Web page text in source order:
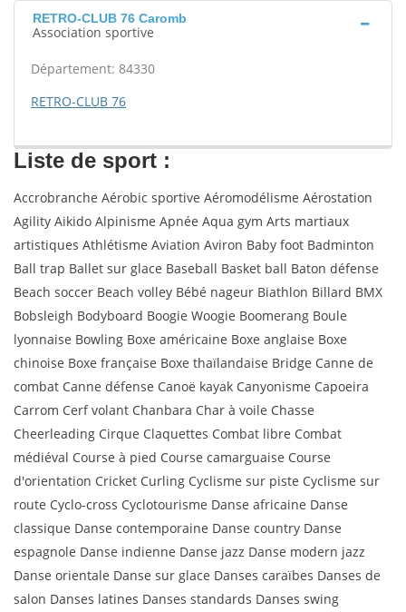
RETRO-CLUB 76 Caromb
Association sportive
Département: 84330
RETRO-CLUB 76
Liste de sport :
Accrobranche Aérobic sportive Aéromodélisme Aérostation
Agility Aikido Alpinisme Apnée Aqua gym Arts martiaux
artistiques Athlétisme Aviation Aviron Baby foot Badminton
Ball trap Ballet sur glace Baseball Basket ball Baton défense
Beach soccer Beach volley Bébé nageur Biathlon Billard BMX
Bobsleigh Bodyboard Boogie Woogie Boomerang Boule
lyonnaise Bowling Boxe américaine Boxe anglaise Boxe
chinoise Boxe française Boxe thaïlandaise Bridge Canne de
combat Canne défense Canoë kayak Canyonisme Capoeira
Carrom Cerf volant Chanbara Char à voile Chasse
Cheerleading Cirque Claquettes Combat libre Combat
médiéval Course à pied Course camarguaise Course
d'orientation Cricket Curling Cyclisme sur piste Cyclisme sur
route Cyclo-cross Cyclotourisme Danse africaine Danse
classique Danse contemporaine Danse country Danse
espagnole Danse indienne Danse jazz Danse modern jazz
Danse orientale Danse sur glace Danses caraïbes Danses de
salon Danses latines Danses standards Danses swing